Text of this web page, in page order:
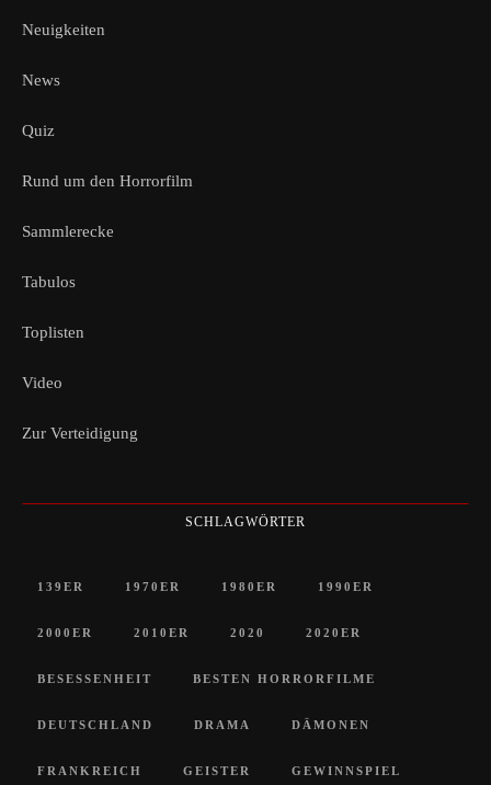
Neuigkeiten
News
Quiz
Rund um den Horrorfilm
Sammlerecke
Tabulos
Toplisten
Video
Zur Verteidigung
SCHLAGWÖRTER
139ER 1970ER 1980ER 1990ER
2000ER 2010ER 2020 2020ER
BESESSENHEIT BESTEN HORRORFILME
DEUTSCHLAND DRAMA DÄMONEN
FRANKREICH GEISTER GEWINNSPIEL